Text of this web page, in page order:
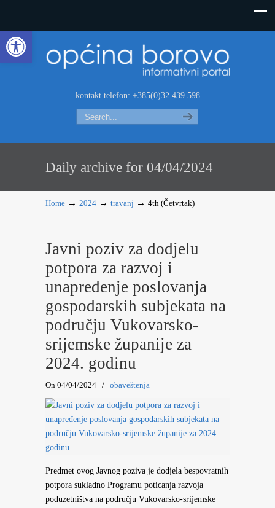
Open toolbar
kontakt telefon: +385(0)32 439 598
Daily archive for 04/04/2024
Home → 2024 → travanj → 4th (Četvrtak)
Javni poziv za dodjelu
potpora za razvoj i
unapređenje poslovanja
gospodarskih subjekata na
području Vukovarsko-
srijemske županije za
2024. godinu
On 04/04/2024 / obaveštenja
Predmet ovog Javnog poziva je dodjela bespovratnih
potpora sukladno Programu poticanja razvoja
poduzetništva na području Vukovarsko-srijemske